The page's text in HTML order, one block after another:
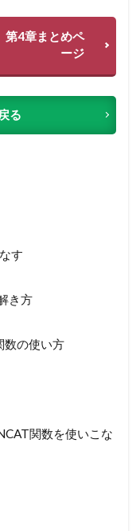
第4章まとめペ
ージ
る
す
き方
数の使い方
関数を使いこな